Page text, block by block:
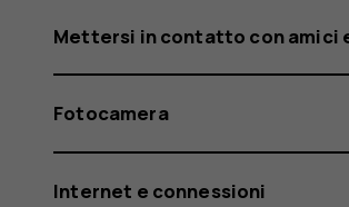
Mettersi in contatto con amici
Fotocamera
Internet e connessioni